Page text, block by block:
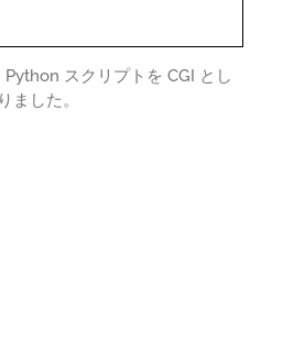
スクリプトを CGI とし
ました。